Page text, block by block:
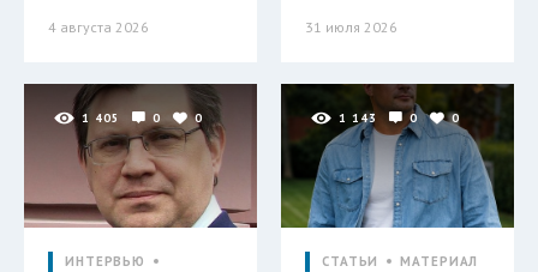
4 августа 2026 31 июля 2026
1 405 0 0
ИНТЕРВЬЮ
1 143 0 0
СТАТЬИ МАТЕРИАЛ